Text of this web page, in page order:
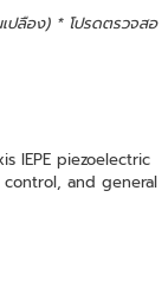
เปลือง) * โปรดตรวจสอ
IEPE piezoelectric
and general